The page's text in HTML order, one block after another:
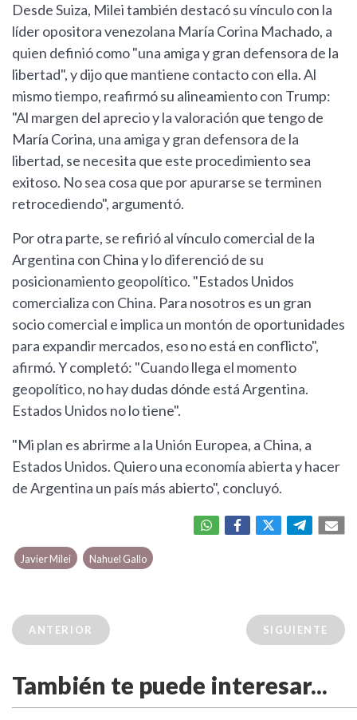
Desde Suiza, Milei también destacó su vínculo con la
líder opositora venezolana María Corina Machado, a
quien definió como "una amiga y gran defensora de la
libertad", y dijo que mantiene contacto con ella. Al
mismo tiempo, reafirmó su alineamiento con Trump:
"Al margen del aprecio y la valoración que tengo de
María Corina, una amiga y gran defensora de la
libertad, se necesita que este procedimiento sea
exitoso. No sea cosa que por apurarse se terminen
retrocediendo", argumentó.
Por otra parte, se refirió al vínculo comercial de la
Argentina con China y lo diferenció de su
posicionamiento geopolítico. "Estados Unidos
comercializa con China. Para nosotros es un gran
socio comercial e implica un montón de oportunidades
para expandir mercados, eso no está en conflicto",
afirmó. Y completó: "Cuando llega el momento
geopolítico, no hay dudas dónde está Argentina.
Estados Unidos no lo tiene".
"Mi plan es abrirme a la Unión Europea, a China, a
Estados Unidos. Quiero una economía abierta y hacer
de Argentina un país más abierto", concluyó.
Javier Milei Nahuel Gallo
ANTERIOR SIGUIENTE
También te puede interesar...